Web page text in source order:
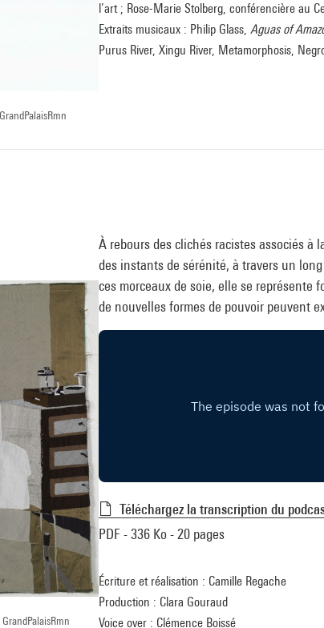
l’art ; Rose-Marie Stolberg, conférencière au
Extraits musicaux : Philip Glass, Aguas of
Purus River, Xingu River, Metamorphosis,
À rebours des clichés racistes associés à
des instants de sérénité, à travers un
ces morceaux de soie, elle se représente
de nouvelles formes de pouvoir peuvent
Téléchargez la transcription du
PDF - 336 Ko - 20 pages
Écriture et réalisation : Camille Regache
Production : Clara Gouraud
Voice over : Clémence Boissé